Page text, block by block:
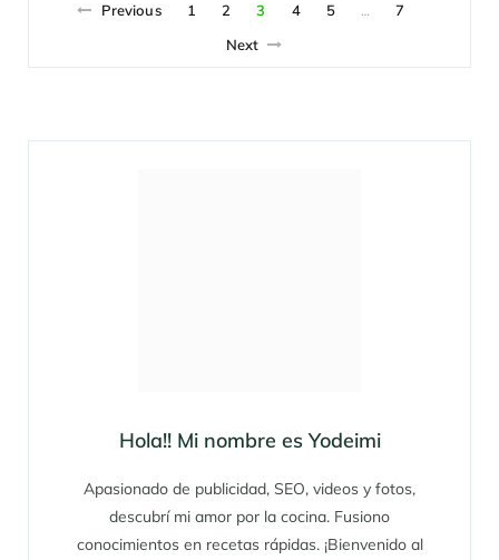
Previous 1 2 3 4 5 …
7
Next
Hola!! Mi nombre es Yodeimi
Apasionado de publicidad, SEO, videos y fotos,
descubrí mi amor por la cocina. Fusiono
conocimientos en recetas rápidas. ¡Bienvenido al